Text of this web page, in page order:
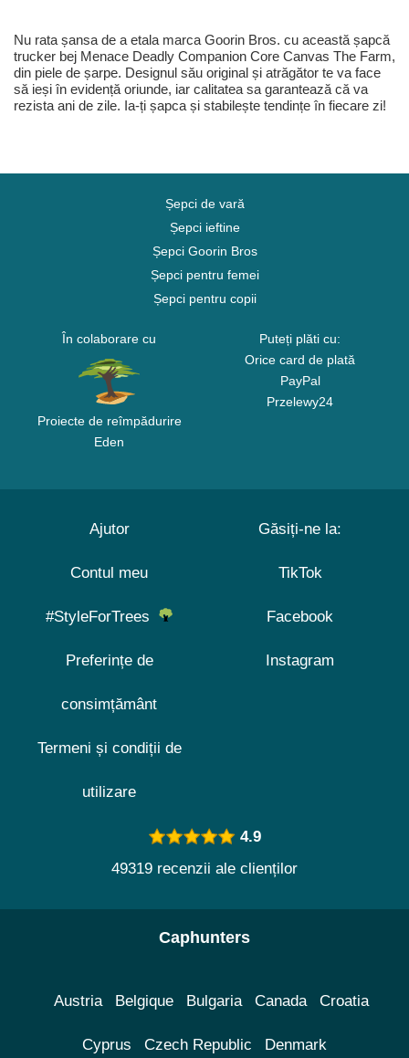
Nu rata șansa de a etala marca Goorin Bros. cu această șapcă
trucker bej Menace Deadly Companion Core Canvas The Farm,
din piele de șarpe. Designul său original și atrăgător te va face
să ieși în evidență oriunde, iar calitatea sa garantează că va
rezista ani de zile. Ia-ți șapca și stabilește tendințe în fiecare zi!
Șepci de vară
Șepci ieftine
Șepci Goorin Bros
Șepci pentru femei
Șepci pentru copii
În colaborare cu
Proiecte de reîmpădurire
Eden
Puteți plăti cu:
Orice card de plată
PayPal
Przelewy24
Ajutor
Contul meu
#StyleForTrees
Preferințe de
consimțământ
Termeni și condiții de
utilizare
Găsiți-ne la:
TikTok
Facebook
Instagram
4.9
49319 recenzii ale clienților
Caphunters
Austria Belgique Bulgaria Canada Croatia
Cyprus Czech Republic Denmark